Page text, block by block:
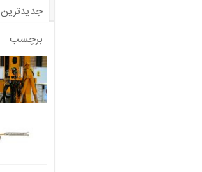
جدیدترین
برچسب